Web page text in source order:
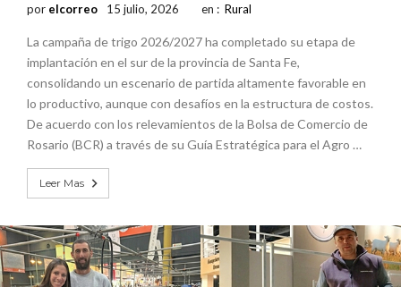
por elcorreo 15 julio, 2026 en : Rural
La campaña de trigo 2026/2027 ha completado su etapa de
implantación en el sur de la provincia de Santa Fe,
consolidando un escenario de partida altamente favorable en
lo productivo, aunque con desafíos en la estructura de costos.
De acuerdo con los relevamientos de la Bolsa de Comercio de
Rosario (BCR) a través de su Guía Estratégica para el Agro …
Leer Mas